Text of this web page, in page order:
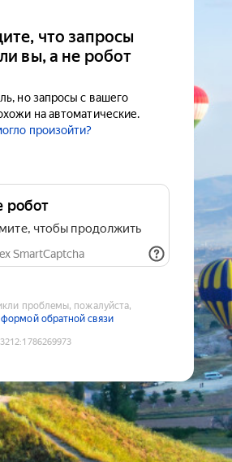
что запросы
вы, а не робот
но запросы с вашего
на автоматические.
произойти?
робот
чтобы продолжить
SmartCaptcha
проблемы, пожалуйста,
формой обратной связи
:1786269973